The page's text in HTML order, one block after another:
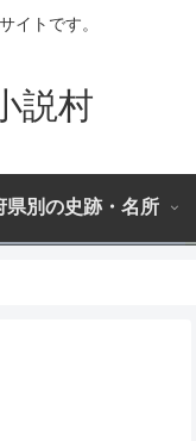
イトです。
説村
県別の史跡・名所